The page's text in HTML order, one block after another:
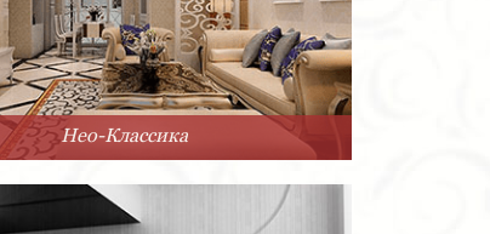
Нео-Классика